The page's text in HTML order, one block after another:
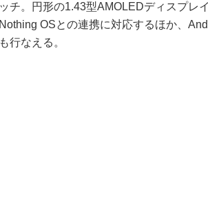
チ。円形の1.43型AMOLEDディスプレ
OSとの連携に対応するほか、
行なえる。